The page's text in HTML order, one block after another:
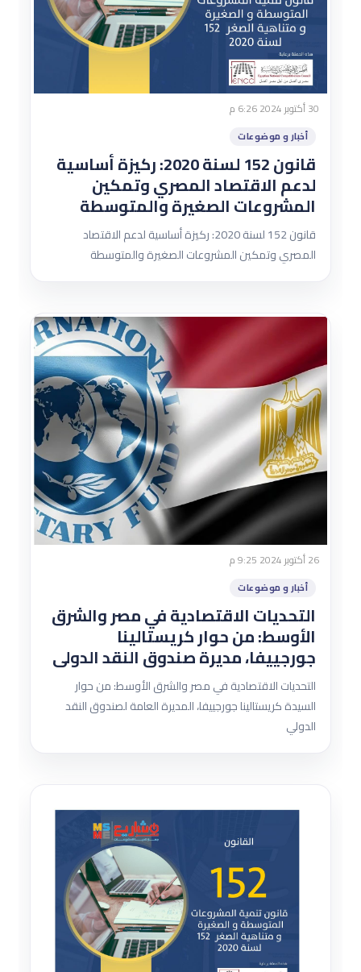
30 أكتوبر 2024 6:26 م
أخبار و موضوعات
قانون 152 لسنة 2020: ركيزة أساسية
لدعم الاقتصاد المصري وتمكين
المشروعات الصغيرة والمتوسطة
قانون 152 لسنة 2020: ركيزة أساسية لدعم الاقتصاد
المصري وتمكين المشروعات الصغيرة والمتوسطة
26 أكتوبر 2024 9:25 م
أخبار و موضوعات
التحديات الاقتصادية في مصر والشرق
الأوسط: من حوار كريستالينا
جورجييفا، مديرة صندوق النقد الدولى
التحديات الاقتصادية في مصر والشرق الأوسط: من حوار
السيدة كريستالينا جورجييفا، المديرة العامة لصندوق النقد
الدولي